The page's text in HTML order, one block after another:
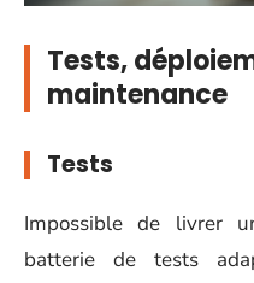
Tests,
maintenance
Tests
Impossible de livrer
batterie de tests